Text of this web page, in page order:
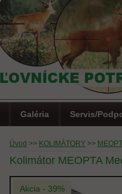
Úvod >> KOLIMÁTORY >>
Kolimátor MEOPTA
Akcia - 39%
Galéria Servis/